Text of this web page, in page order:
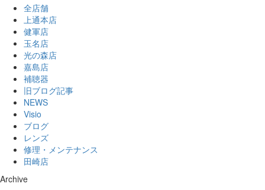
全店舗
上通本店
健軍店
玉名店
光の森店
嘉島店
補聴器
旧ブログ記事
NEWS
Visio
ブログ
レンズ
修理・メンテナンス
田崎店
Archive